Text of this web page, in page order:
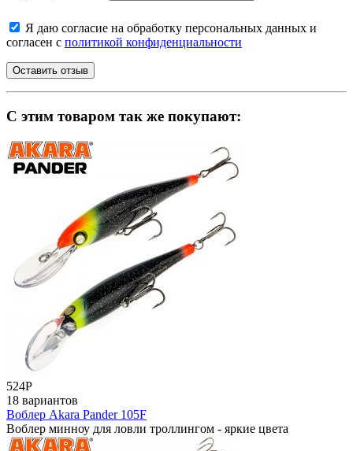
Я даю согласие на обработку персональных данных и
согласен с политикой конфиденциальности
C этим товаром так же покупают:
524Р
18 вариантов
Воблер Akara Pander 105F
Воблер минноу для ловли троллингом - яркие цвета